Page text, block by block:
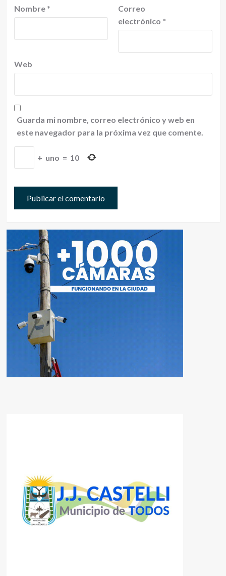
Nombre *
Correo
electrónico *
Web
Guarda mi nombre, correo electrónico y web en
este navegador para la próxima vez que comente.
+ uno = 10